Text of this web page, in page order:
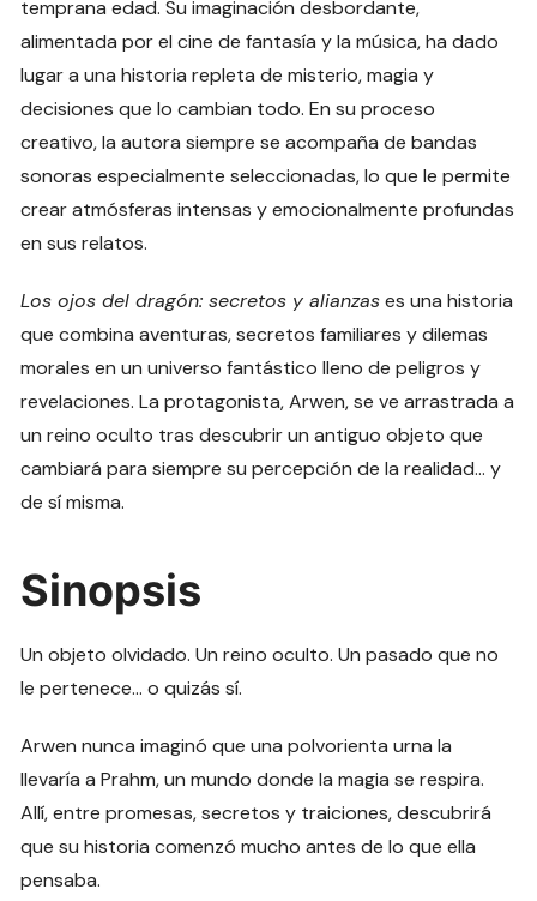
temprana edad. Su imaginación desbordante,
alimentada por el cine de fantasía y la música, ha dado
lugar a una historia repleta de misterio, magia y
decisiones que lo cambian todo. En su proceso
creativo, la autora siempre se acompaña de bandas
sonoras especialmente seleccionadas, lo que le permite
crear atmósferas intensas y emocionalmente profundas
en sus relatos.
Los ojos del dragón: secretos y alianzases una historia
que combina aventuras, secretos familiares y dilemas
morales en un universo fantástico lleno de peligros y
revelaciones. La protagonista, Arwen, se ve arrastrada a
un reino oculto tras descubrir un antiguo objeto que
cambiará para siempre su percepción de la realidad… y
de sí misma.
Sinopsis
Un objeto olvidado. Un reino oculto. Un pasado que no
le pertenece… o quizás sí.
Arwen nunca imaginó que una polvorienta urna la
llevaría a Prahm, un mundo donde la magia se respira.
Allí, entre promesas, secretos y traiciones, descubrirá
que su historia comenzó mucho antes de lo que ella
pensaba.